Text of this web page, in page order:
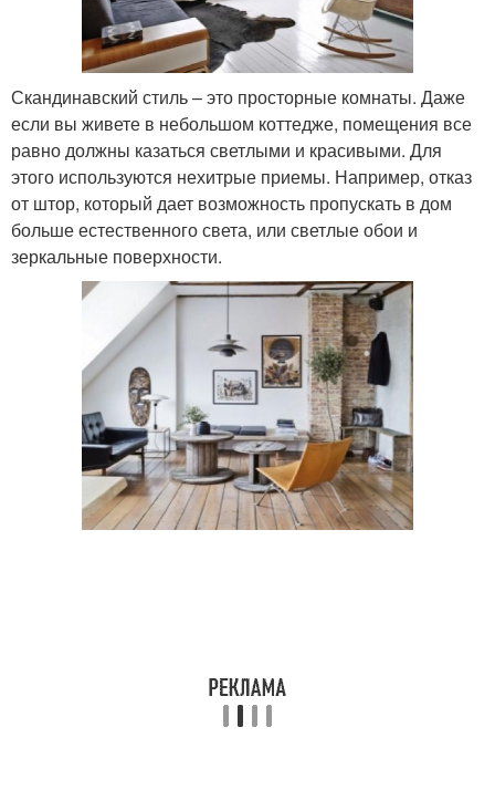
Скандинавский стиль – это просторные комнаты. Даже
если вы живете в небольшом коттедже, помещения все
равно должны казаться светлыми и красивыми. Для
этого используются нехитрые приемы. Например, отказ
от штор, который дает возможность пропускать в дом
больше естественного света, или светлые обои и
зеркальные поверхности.